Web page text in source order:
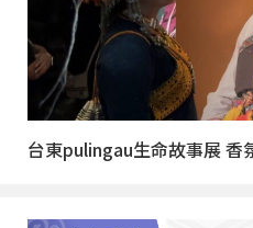
台東pulingau生命故事展 香